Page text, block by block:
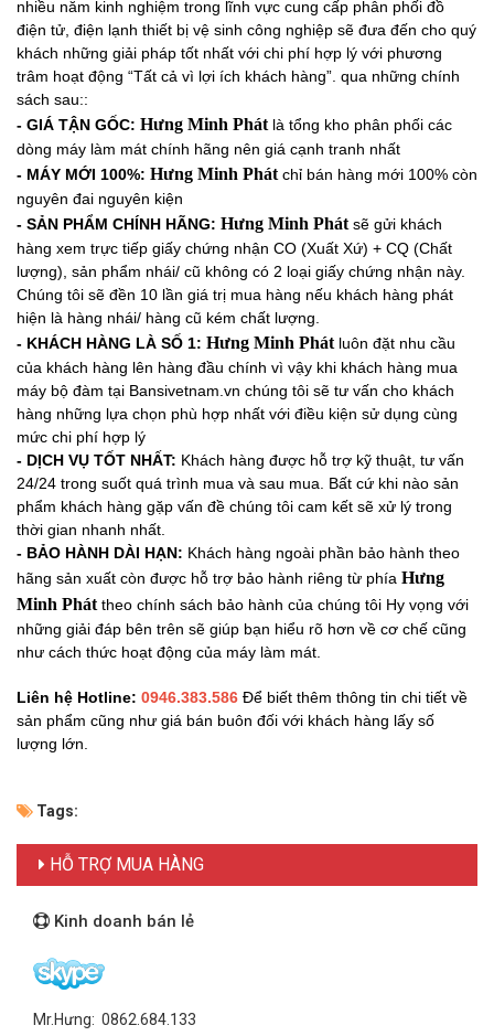
nhiều năm kinh nghiệm trong lĩnh vực cung cấp phân phối đồ
điện tử, điện lạnh thiết bị vệ sinh công nghiệp sẽ đưa đến cho quý
khách những giải pháp tốt nhất với chi phí hợp lý với phương
trâm hoạt động “Tất cả vì lợi ích khách hàng”. qua những chính
sách sau::
- GIÁ TẬN GỐC: Hưng Minh Phát là tổng kho phân phối các
dòng máy làm mát chính hãng nên giá cạnh tranh nhất
- MÁY MỚI 100%: Hưng Minh Phát chỉ bán hàng mới 100% còn
nguyên đai nguyên kiện
- SẢN PHẨM CHÍNH HÃNG: Hưng Minh Phát sẽ gửi khách
hàng xem trực tiếp giấy chứng nhận CO (Xuất Xứ) + CQ (Chất
lượng), sản phẩm nhái/ cũ không có 2 loại giấy chứng nhận này.
Chúng tôi sẽ đền 10 lần giá trị mua hàng nếu khách hàng phát
hiện là hàng nhái/ hàng cũ kém chất lượng.
- KHÁCH HÀNG LÀ SỐ 1: Hưng Minh Phát luôn đặt nhu cầu
của khách hàng lên hàng đầu chính vì vậy khi khách hàng mua
máy bộ đàm tại Bansivetnam.vn chúng tôi sẽ tư vấn cho khách
hàng những lựa chọn phù hợp nhất với điều kiện sử dụng cùng
mức chi phí hợp lý
- DỊCH VỤ TỐT NHẤT: Khách hàng được hỗ trợ kỹ thuật, tư vấn
24/24 trong suốt quá trình mua và sau mua. Bất cứ khi nào sản
phẩm khách hàng gặp vấn đề chúng tôi cam kết sẽ xử lý trong
thời gian nhanh nhất.
- BẢO HÀNH DÀI HẠN: Khách hàng ngoài phần bảo hành theo
hãng sản xuất còn được hỗ trợ bảo hành riêng từ phía Hưng
Minh Phát theo chính sách bảo hành của chúng tôi Hy vọng với
những giải đáp bên trên sẽ giúp bạn hiểu rõ hơn về cơ chế cũng
như cách thức hoạt động của máy làm mát.
Liên hệ Hotline: 0946.383.586 Để biết thêm thông tin chi tiết về
sản phẩm cũng như giá bán buôn đối với khách hàng lấy số
lượng lớn.
Tags:
HỖ TRỢ MUA HÀNG
Kinh doanh bán lẻ
Mr.Hưng: 0862.684.133